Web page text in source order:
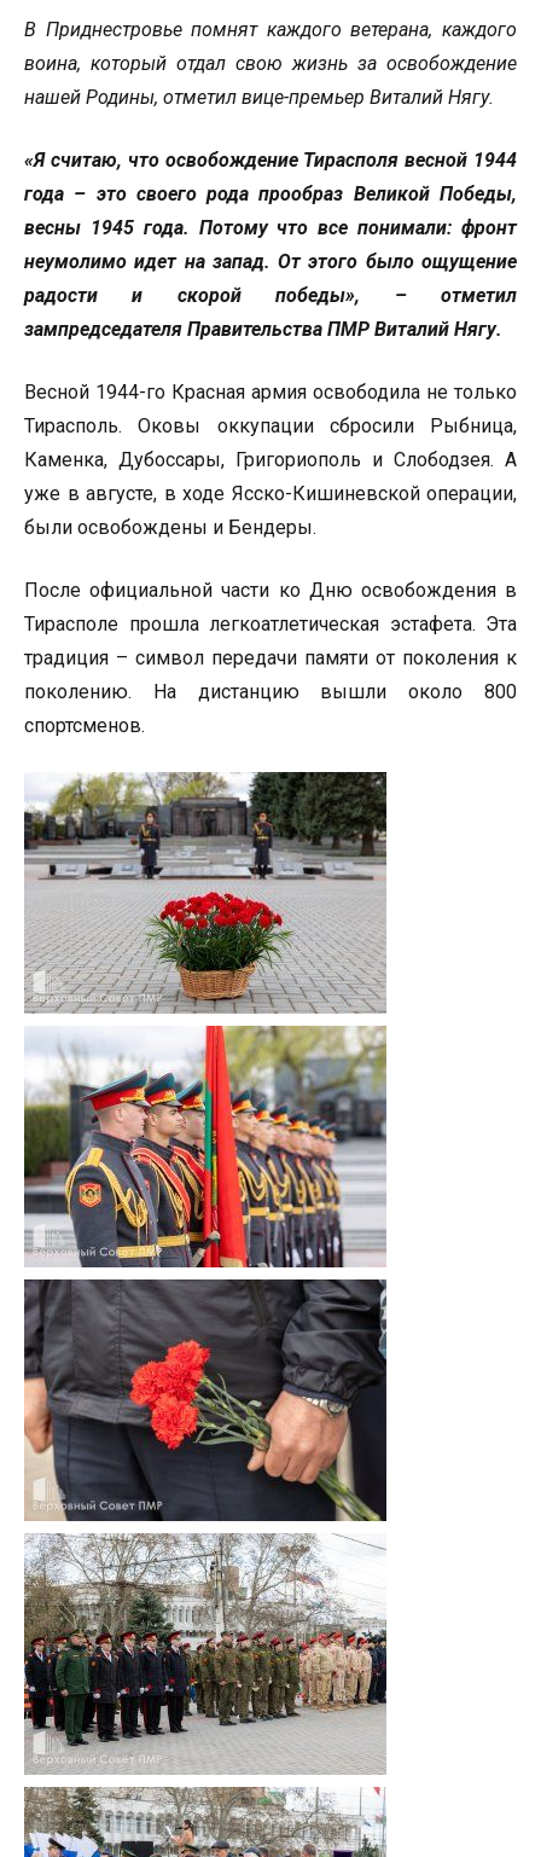
В Приднестровье помнят каждого ветерана, каждого
воина, который отдал свою жизнь за освобождение
нашей Родины, отметил вице-премьер Виталий Нягу.
«Я считаю, что освобождение Тирасполя весной 1944
года – это своего рода прообраз Великой Победы,
весны 1945 года. Потому что все понимали: фронт
неумолимо идет на запад. От этого было ощущение
радости и скорой победы», – отметил
зампредседателя Правительства ПМР Виталий Нягу.
Весной 1944-го Красная армия освободила не только
Тирасполь. Оковы оккупации сбросили Рыбница,
Каменка, Дубоссары, Григориополь и Слободзея. А
уже в августе, в ходе Ясско-Кишиневской операции,
были освобождены и Бендеры.
После официальной части ко Дню освобождения в
Тирасполе прошла легкоатлетическая эстафета. Эта
традиция – символ передачи памяти от поколения к
поколению. На дистанцию вышли около 800
спортсменов.